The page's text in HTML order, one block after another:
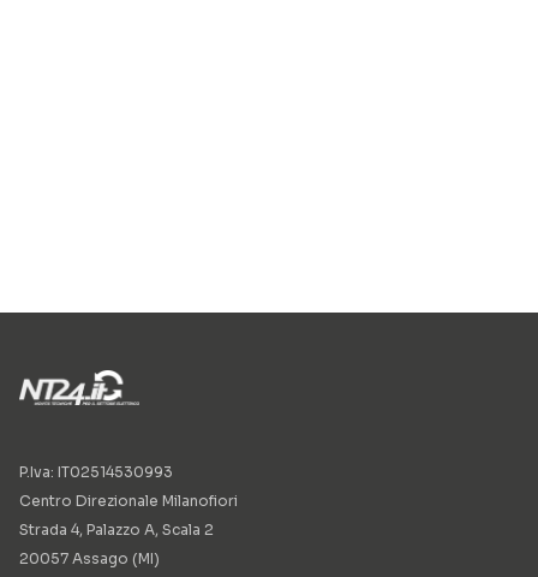
P.Iva: IT02514530993
Centro Direzionale Milanofiori
Strada 4, Palazzo A, Scala 2
20057 Assago (MI)